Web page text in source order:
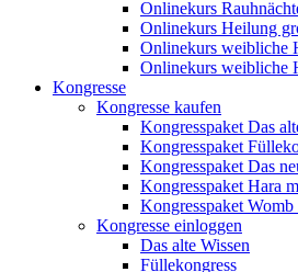
Onlinekurs
Onlinekurs Heilung
Onlinekurs weibliche
Onlinekurs weibliche
Kongresse
Kongresse kaufen
Kongresspaket Das
Kongresspaket
Kongresspaket Das
Kongresspaket Hara
Kongresspaket
Kongresse einloggen
Das alte Wissen
Füllekongress